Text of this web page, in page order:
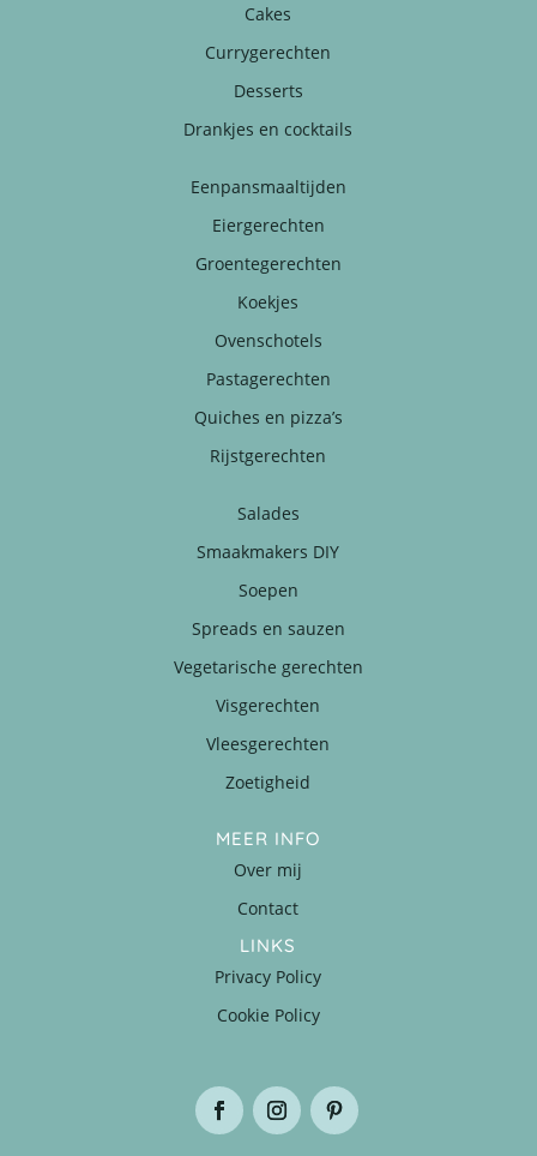
Cakes
Currygerechten
Desserts
Drankjes en cocktails
Eenpansmaaltijden
Eiergerechten
Groentegerechten
Koekjes
Ovenschotels
Pastagerechten
Quiches en pizza’s
Rijstgerechten
Salades
Smaakmakers DIY
Soepen
Spreads en sauzen
Vegetarische gerechten
Visgerechten
Vleesgerechten
Zoetigheid
MEER INFO
Over mij
Contact
LINKS
Privacy Policy
Cookie Policy